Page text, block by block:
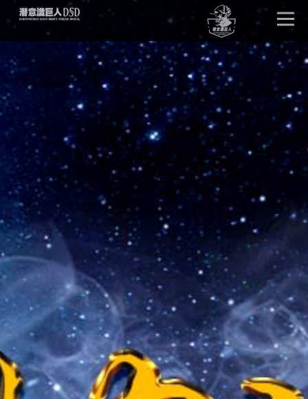
唤醒巨人
DSD版本
卓越效果
产品详情
单元试听
产品问答
客户见证
潜意识文库